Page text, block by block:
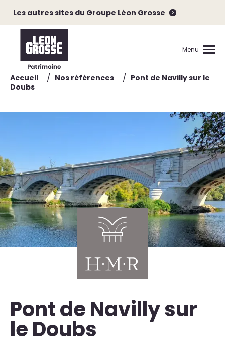
Les autres sites du Groupe Léon Grosse
Menu
Accueil / Nos références / Pont de Navilly sur le
Doubs
Pont de Navilly sur
le Doubs